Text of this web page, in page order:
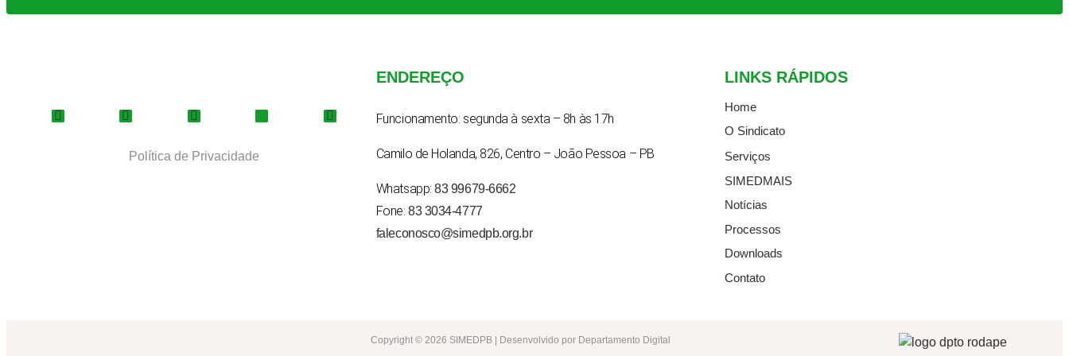
Política de Privacidade
ENDEREÇO
Funcionamento: segunda à sexta – 8h às 17h
Camilo de Holanda, 826, Centro – João Pessoa – PB
Whatsapp:83 99679-6662
Fone:83 3034-4777
faleconosco@simedpb.org.br
LINKS RÁPIDOS
Home
O Sindicato
Serviços
SIMEDMAIS
Notícias
Processos
Downloads
Contato
Copyright © 2026 SIMEDPB | Desenvolvido por Departamento Digital